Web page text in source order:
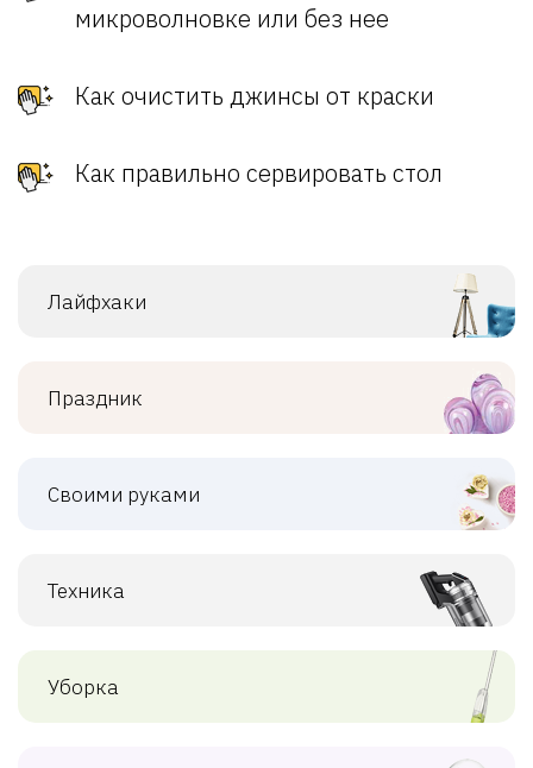
микроволновке или без нее
Как очистить джинсы от краски
Как правильно сервировать стол
Лайфхаки
Праздник
Своими руками
Техника
Уборка